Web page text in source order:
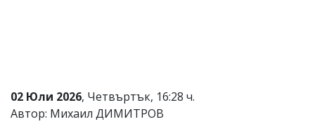
отговорност
за
тях!
02 Юли 2026, Четвъртък, 16:28 ч.
Автор: Михаил ДИМИТРОВ